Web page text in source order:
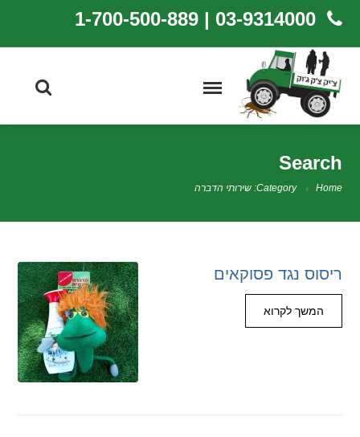
03-9314000 | 1-700-500-889
Search
Home Category: שירותי הדברה
ריסוס נגד פסוקאים
המשך לקרוא